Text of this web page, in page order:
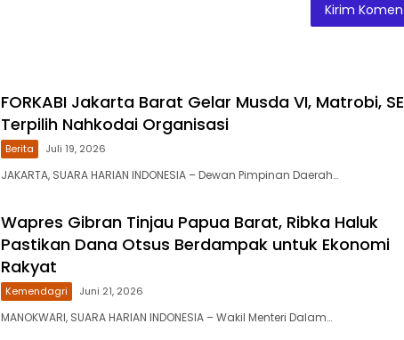
FORKABI Jakarta Barat Gelar Musda VI, Matrobi, SE
Terpilih Nahkodai Organisasi
Berita Juli 19, 2026
JAKARTA, SUARA HARIAN INDONESIA – Dewan Pimpinan Daerah…
Wapres Gibran Tinjau Papua Barat, Ribka Haluk
Pastikan Dana Otsus Berdampak untuk Ekonomi
Rakyat
Kemendagri Juni 21, 2026
MANOKWARI, SUARA HARIAN INDONESIA – Wakil Menteri Dalam…